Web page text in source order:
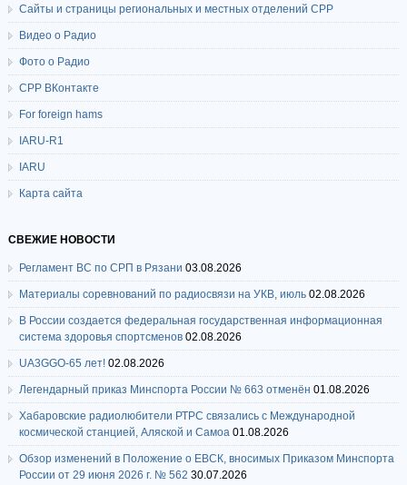
Сайты и страницы региональных и местных отделений СРР
Видео о Радио
Фото о Радио
СРР ВКонтакте
For foreign hams
IARU-R1
IARU
Карта сайта
СВЕЖИЕ НОВОСТИ
Регламент ВС по СРП в Рязани 03.08.2026
Материалы соревнований по радиосвязи на УКВ, июль 02.08.2026
В России создается федеральная государственная информационная
система здоровья спортсменов 02.08.2026
UA3GGO-65 лет! 02.08.2026
Легендарный приказ Минспорта России № 663 отменён 01.08.2026
Хабаровские радиолюбители РТРС связались с Международной
космической станцией, Аляской и Самоа 01.08.2026
Обзор изменений в Положение о ЕВСК, вносимых Приказом Минспорта
России от 29 июня 2026 г. № 562 30.07.2026